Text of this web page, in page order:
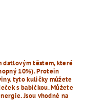
datlovým těstem, které
10%). Protein
tyto kuličky můžete
s babičkou. Můžete
Jsou vhodné na